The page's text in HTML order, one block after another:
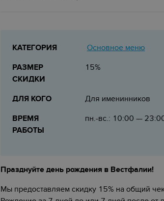
КАТЕГОРИЯ Основное меню
РАЗМЕР
СКИДКИ
15%
ДЛЯ КОГО
Для именинников
ВРЕМЯ
РАБОТЫ
пн.-вс.: 10:00 —
Празднуйте день рождения в Вестфалии!
Мы предоставляем скидку 15% на общий